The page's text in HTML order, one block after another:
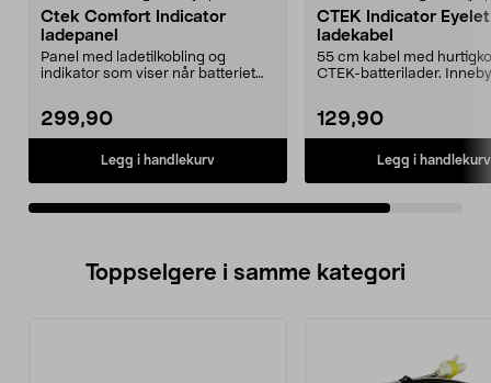
Ctek Comfort Indicator
ladepanel
Panel med ladetilkobling og
indikator som viser når batteriet
299,90
Legg i handlekurv
CTEK Indicator
ladekabel
55 cm kabel med
CTEK-batterilader.
129,90
Legg i handlekurv
Toppselgere i samme kategori